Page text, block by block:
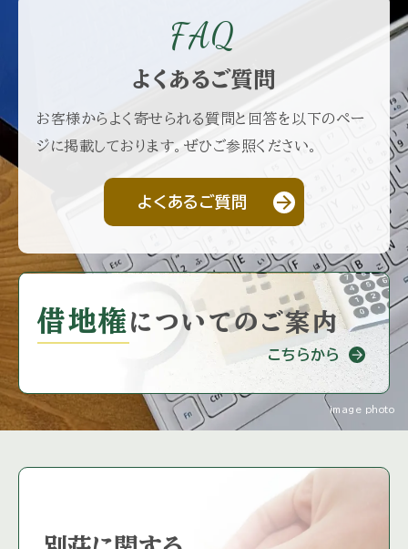
FAQ
よくあるご質問
お客様からよく寄せられる質問と回答を以下のペー
ジに掲載しております。ぜひご参照ください。
よくあるご質問 arrow_forward
借地権 に ついてのご案内
こちらから
image photo